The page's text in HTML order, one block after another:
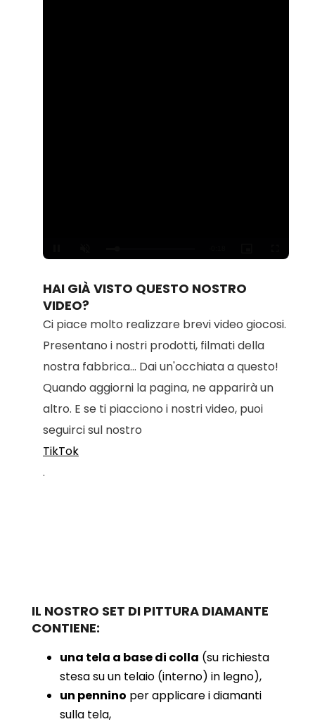
100.00%
HAI GIÀ VISTO QUESTO NOSTRO
VIDEO?
Ci piace molto realizzare brevi video giocosi.
Presentano i nostri prodotti, filmati della
nostra fabbrica... Dai un'occhiata a questo!
Quando aggiorni la pagina, ne apparirà un
altro. E se ti piacciono i nostri video, puoi
seguirci sul nostro
TikTok
.
IL NOSTRO SET DI PITTURA DIAMANTE
CONTIENE:
una tela a base di colla (su richiesta
stesa su un telaio (interno) in legno),
un pennino per applicare i diamanti
sulla tela,